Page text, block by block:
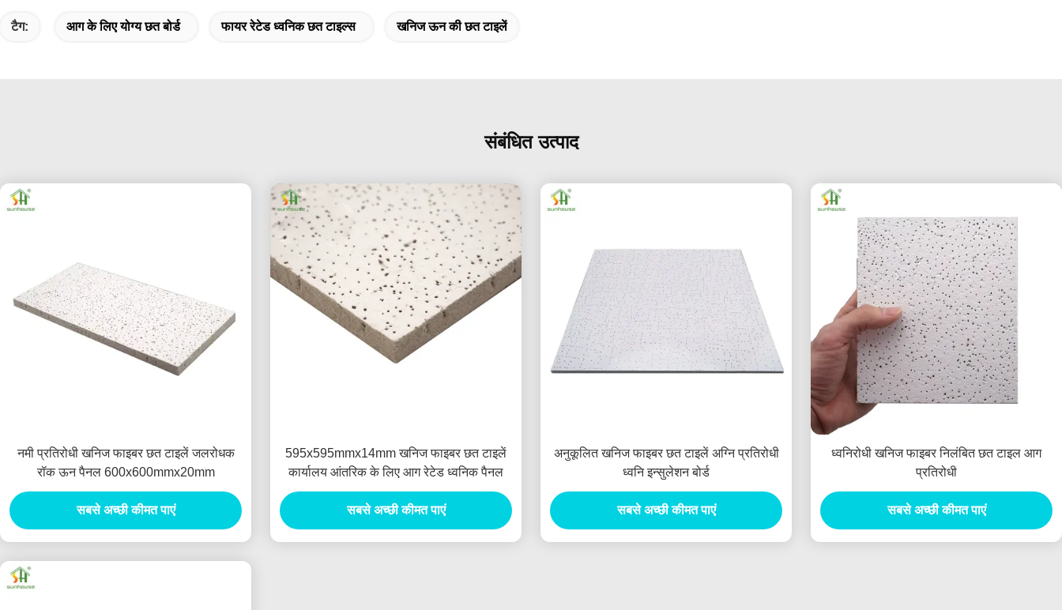
टैग: आग के लिए योग्य छत बोर्ड फायर रेटेड ध्वनिक छत टाइल्स खनिज ऊन की छत टाइलें
संबंधित उत्पाद
नमी प्रतिरोधी खनिज फाइबर छत टाइलें जलरोधक
रॉक ऊन पैनल 600x600mmx20mm
सबसे अच्छी कीमत पाएं
595x595mmx14mm खनिज फाइबर छत टाइलें
कार्यालय आंतरिक के लिए आग रेटेड ध्वनिक पैनल
सबसे अच्छी कीमत पाएं
अनुकूलित खनिज फाइबर छत टाइलें अग्नि प्रतिरोधी
ध्वनि इन्सुलेशन बोर्ड
सबसे अच्छी कीमत पाएं
ध्वनिरोधी खनिज फाइबर निलंबित छत टाइल आग
प्रतिरोधी
सबसे अच्छी कीमत पाएं